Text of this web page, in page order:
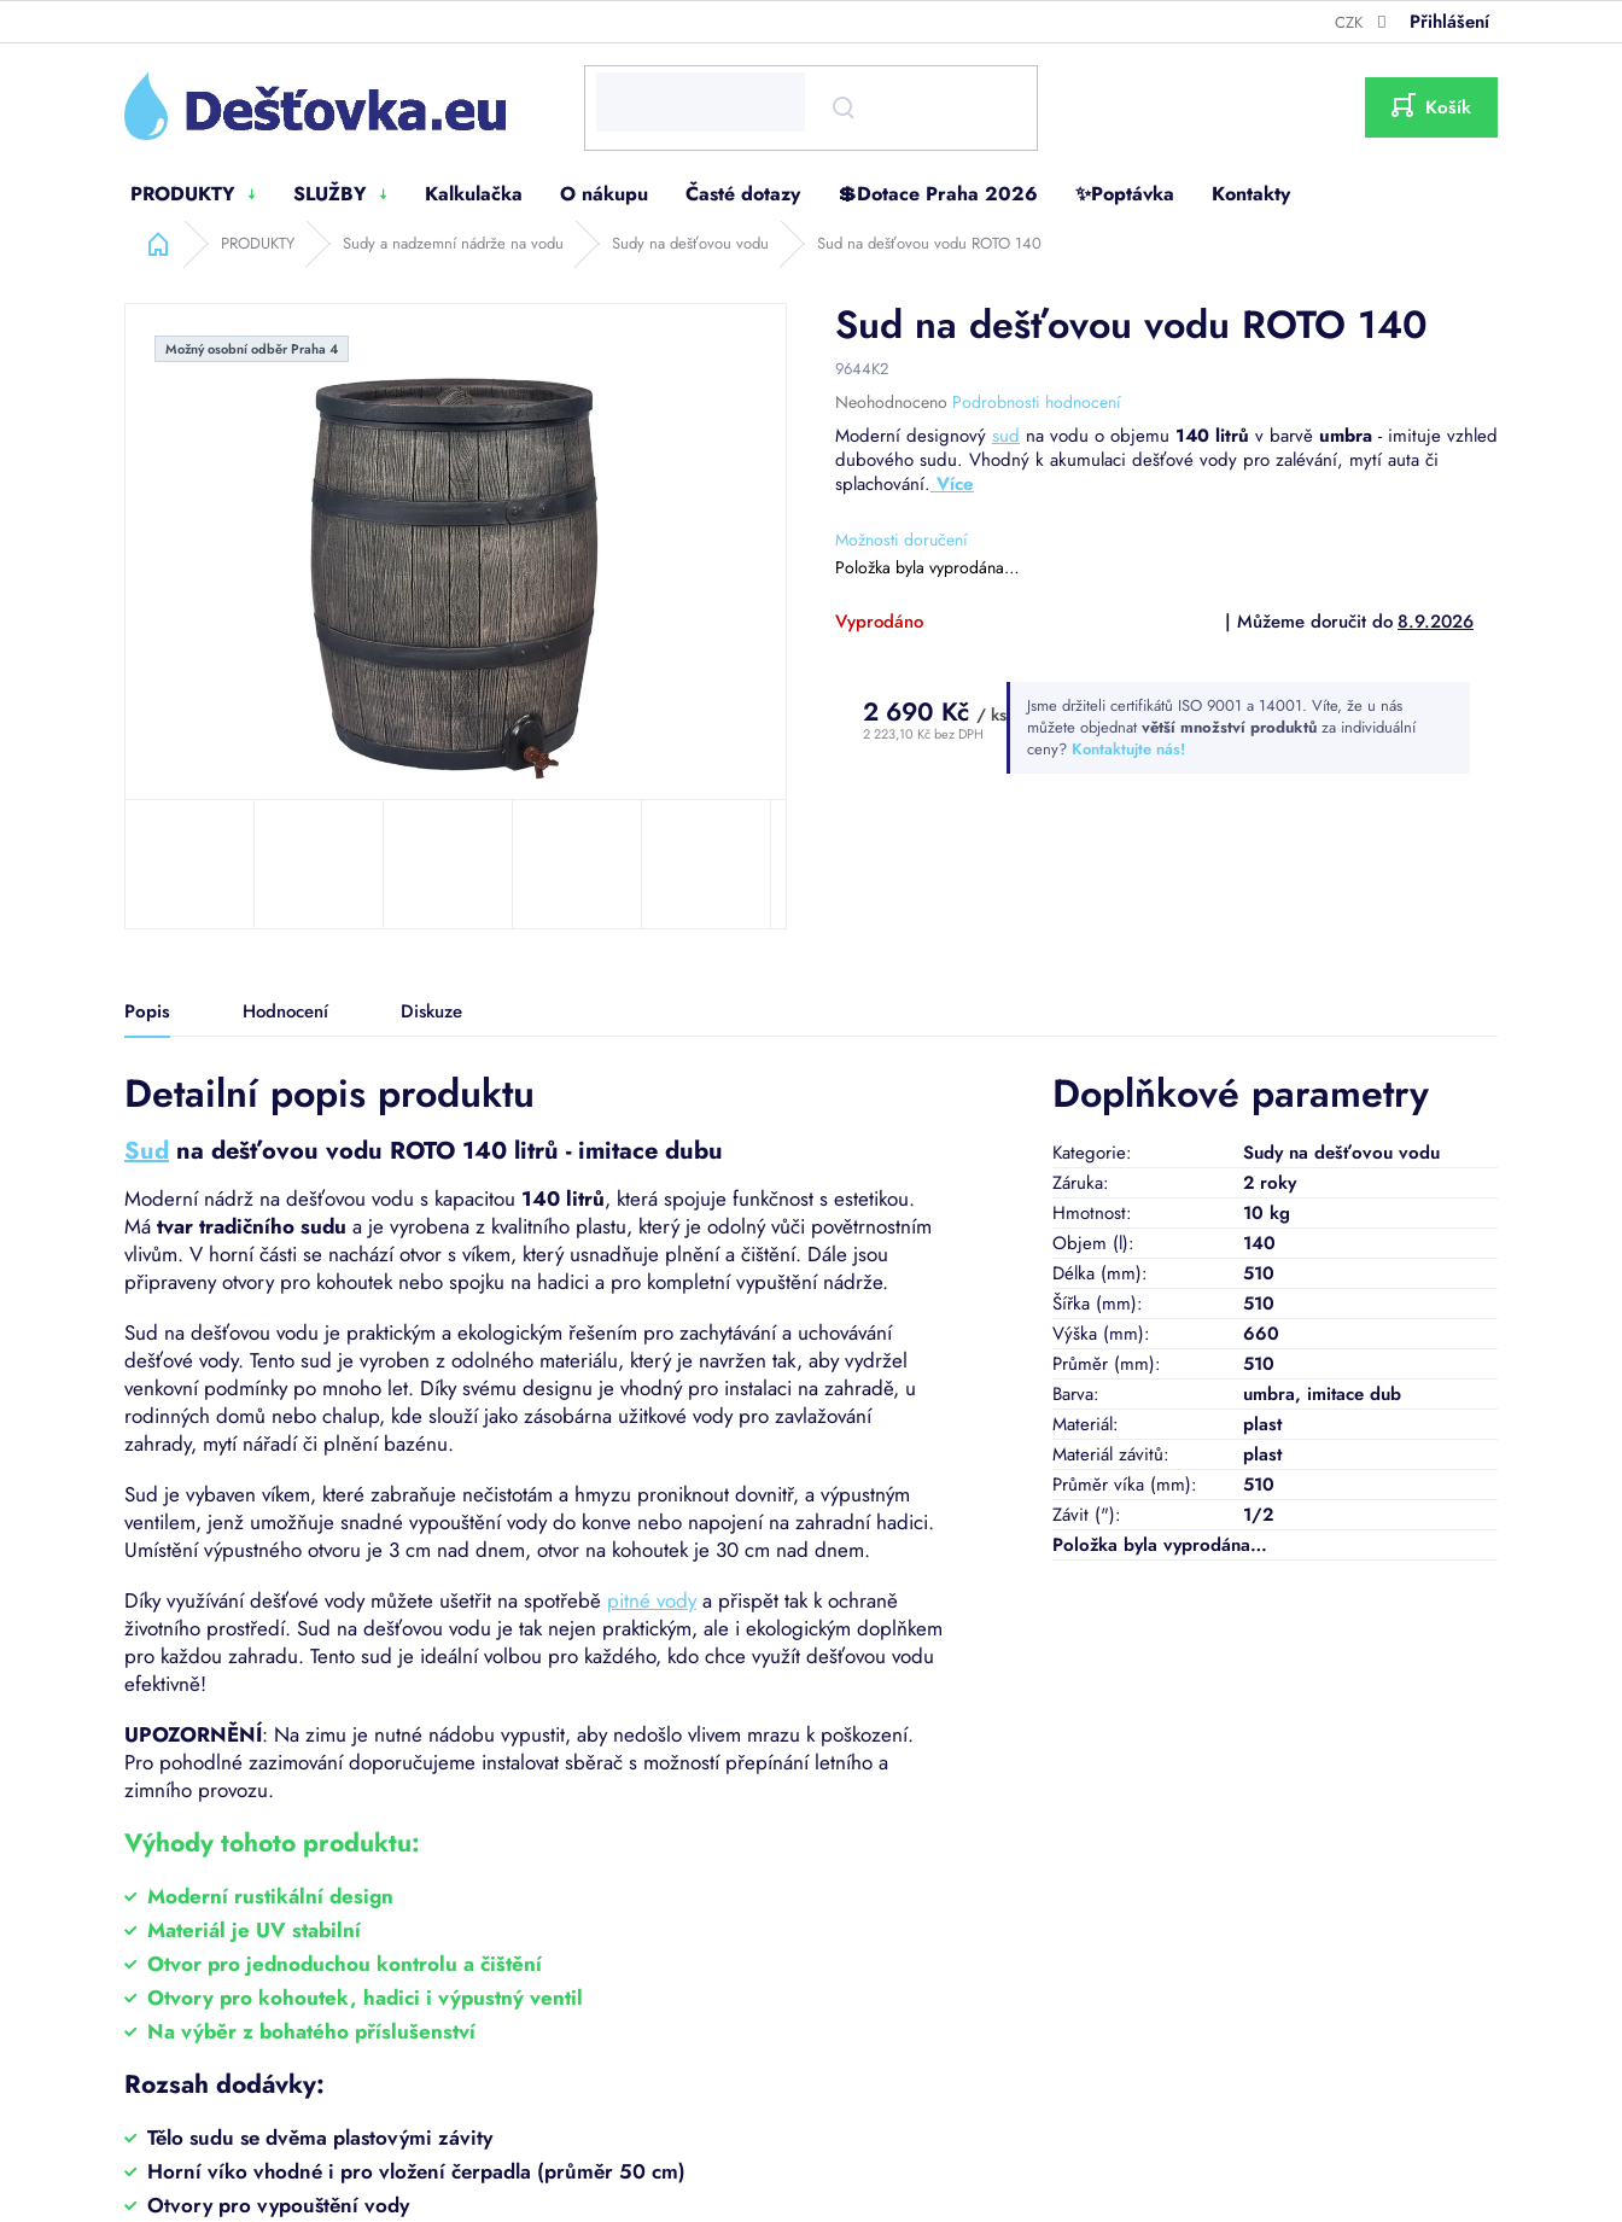
CZK Přihlášení
NÁKUPNÍ
KOŠÍK
PRODUKTY SLUŽBY Kalkulačka O nákupu Časté dotazy 💲Dotace Praha 2026 ✨Poptávka Kontakty
Domů PRODUKTY Sudy a nadzemní nádrže na vodu Sudy na dešťovou vodu Sud na dešťovou vodu ROTO 140
Možný osobní odběr Praha 4
Možnosti doručení
Položka byla vyprodána…
Moderní designový sud na vodu o objemu 140 litrů v barvě umbra - imituje vzhled
dubového sudu. Vhodný k akumulaci dešťové vody pro zalévání, mytí auta či
splachování.
Sud na dešťovou vodu ROTO 140
9644K2
Průměrné
hodnocení
produktu
je
0,0
5
hvězdiček.
Neohodnoceno Podrobnosti hodnocení
Vyprodáno 8.9.2026
2 690 Kč / ks
2 223,10 Kč bez DPH
Jsme držiteli certifikátů ISO 9001 a 14001. Víte, že u nás
můžete objednat větší množství produktů za individuální
ceny? Kontaktujte nás!
Popis Hodnocení Diskuze
Detailní popis produktu
Sud na dešťovou vodu ROTO 140 litrů - imitace dubu
Moderní nádrž na dešťovou vodu s kapacitou 140 litrů, která spojuje funkčnost s estetikou.
Má tvar tradičního sudu a je vyrobena z kvalitního plastu, který je odolný vůči povětrnostním
vlivům. V horní části se nachází otvor s víkem, který usnadňuje plnění a čištění. Dále jsou
připraveny otvory pro kohoutek nebo spojku na hadici a pro kompletní vypuštění nádrže.
Sud na dešťovou vodu je praktickým a ekologickým řešením pro zachytávání a uchovávání
dešťové vody. Tento sud je vyroben z odolného materiálu, který je navržen tak, aby vydržel
venkovní podmínky po mnoho let. Díky svému designu je vhodný pro instalaci na zahradě, u
rodinných domů nebo chalup, kde slouží jako zásobárna užitkové vody pro zavlažování
zahrady, mytí nářadí či plnění bazénu.
Sud je vybaven víkem, které zabraňuje nečistotám a hmyzu proniknout dovnitř, a výpustným
ventilem, jenž umožňuje snadné vypouštění vody do konve nebo napojení na zahradní hadici.
Umístění výpustného otvoru je 3 cm nad dnem, otvor na kohoutek je 30 cm nad dnem.
Díky využívání dešťové vody můžete ušetřit na spotřebě pitné vodya přispět tak k ochraně
životního prostředí. Sud na dešťovou vodu je tak nejen praktickým, ale i ekologickým doplňkem
pro každou zahradu. Tento sud je ideální volbou pro každého, kdo chce využít dešťovou vodu
efektivně!
UPOZORNĚNÍ: Na zimu je nutné nádobu vypustit, aby nedošlo vlivem mrazu k poškození.
Pro pohodlné zazimování doporučujeme instalovat sběrač s možností přepínání letního a
zimního provozu.
Výhody tohoto produktu:
Moderní rustikální design
Materiál je UV stabilní
Otvor pro jednoduchou kontrolu a čištění
Otvory pro kohoutek, hadici i výpustný ventil
Na výběr z bohatého příslušenství
Rozsah dodávky:
Tělo sudu se dvěma plastovými závity
Horní víko vhodné i pro vložení čerpadla (průměr 50 cm)
Otvory pro vypouštění vody
Doplňkové parametry
Kategorie:
Sudy na dešťovou vodu
Záruka:
2 roky
Hmotnost:
10 kg
Objem (l):
140
Délka (mm):
510
Šířka (mm):
510
Výška (mm):
660
Průměr (mm):
510
Barva: umbra, imitace dub
Materiál:
plast
Materiál závitů:
plast
Průměr víka (mm):
510
Závit ("):
1/2
Položka byla vyprodána…